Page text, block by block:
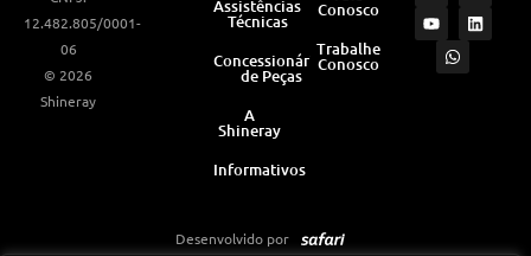
12.482.805/0001-
06
© 2026
Shineray
Assistências
Técnicas
Concessionárias
de Peças
A
Shineray
Informativos
Conosco
Trabalhe
Conosco
s
t
a
c
e
u
t
u
n
k
a
s
a
Desenvolvido por